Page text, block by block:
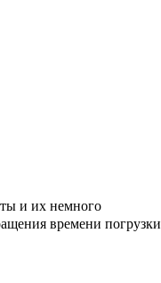
и их немного
времени погрузки